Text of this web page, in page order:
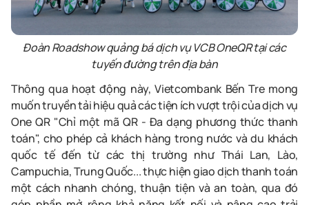
Đoàn Roadshow quảng bá dịch vụ VCB OneQR tại các
tuyến đường trên địa bàn
Thông qua hoạt động này, Vietcombank Bến Tre mong
muốntruyền tải hiệu quả các tiện ích vượt trội của dịch vụ
One QR "Chỉ một mã QR - Đa dạng phương thức thanh
toán", cho phép cả khách hàng trong nước và du khách
quốc tế đến từ các thị trường như Thái Lan, Lào,
Campuchia, Trung Quốc... thực hiện giao dịch thanh toán
một cách nhanh chóng, thuận tiện và an toàn, qua đó